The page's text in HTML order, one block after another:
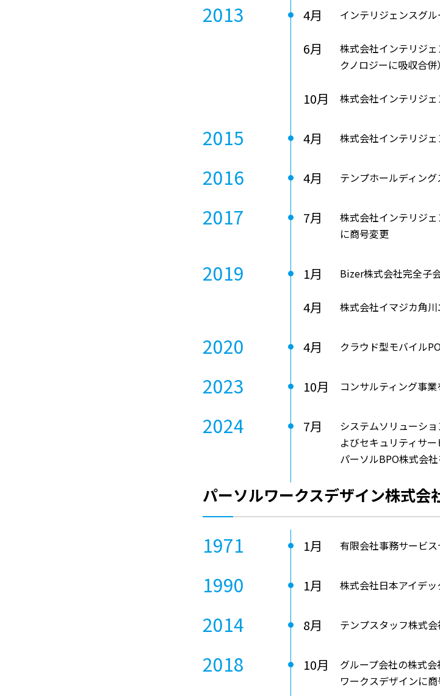
2013 4月 インテリジェンスグ
6月
株式会社インテリジ
クノロジーに吸収合併）
10月 株式会社インテリジ
2015 4月 株式会社インテリジ
2016 4月 テンプホールディン
2017 7月
株式会社インテリジ
に商号変更
2019 1月 Bizer株式会社完全子
4月 株式会社イマジカ角
2020 4月 クラウド型モバイル
2023 10月 コンサルティング事
2024 7月
システムソリューショ
よびセキュリティサ
パーソルBPO株式会
パーソルワークスデザイン株式会
1971 1月 有限会社事務サービ
1990 1月 株式会社日本アイデ
2014 8月 テンプスタッフ株式
2018 10月
グループ会社の株式
ワークスデザインに